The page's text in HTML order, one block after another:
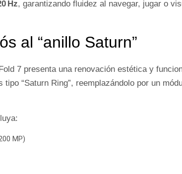
Hz, garantizando fluidez al navegar, jugar o
al “anillo Saturn”
7 presenta una renovación estética y
“Saturn Ring”, reemplazándolo por un
MP)